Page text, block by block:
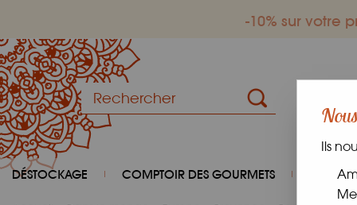
-10% sur votre
DÉSTOCKAGE COMPTOIR DES GOURMETS COIN
Ils